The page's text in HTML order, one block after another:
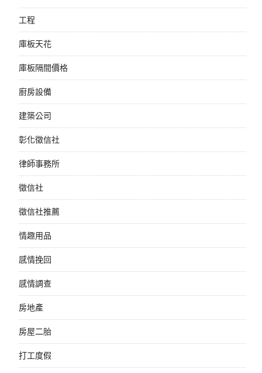
工程
庫板天花
庫板隔間價格
廚房設備
建築公司
彰化徵信社
律師事務所
徵信社
徵信社推薦
情趣用品
感情挽回
感情調查
房地產
房屋二胎
打工度假